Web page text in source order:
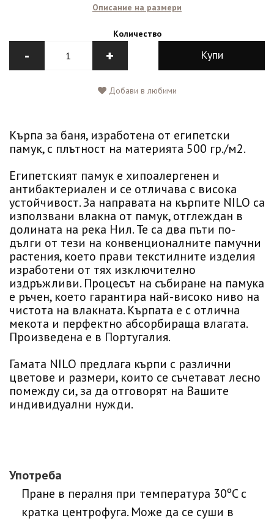
Описание на размери
Количество
- + Купи
Добави в любими
Кърпа за баня, изработена от египетски
памук, с плътност на материята 500 гр./м2.
Египетският памук е хипоалергенен и
антибактериален и се отличава с висока
устойчивост. За направата на кърпите NILO са
използвани влакна от памук, отглеждан в
долината на река Нил. Те са два пъти по-
дълги от тези на конвенционалните памучни
растения, което прави текстилните изделия
изработени от тях изключително
издръжливи. Процесът на събиране на памука
е ръчен, което гарантира най-високо ниво на
чистота на влакната. Кърпата е с отлична
мекота и перфектно абсорбираща влагата.
Произведена е в Португалия.
Гамата NILO предлага кърпи с различни
цветове и размери, които се съчетават лесно
помежду си, за да отговорят на Вашите
индивидуални нужди.
Употреба
Пране в пералня при температура 30ºC с
кратка центрофуга. Може да се суши в